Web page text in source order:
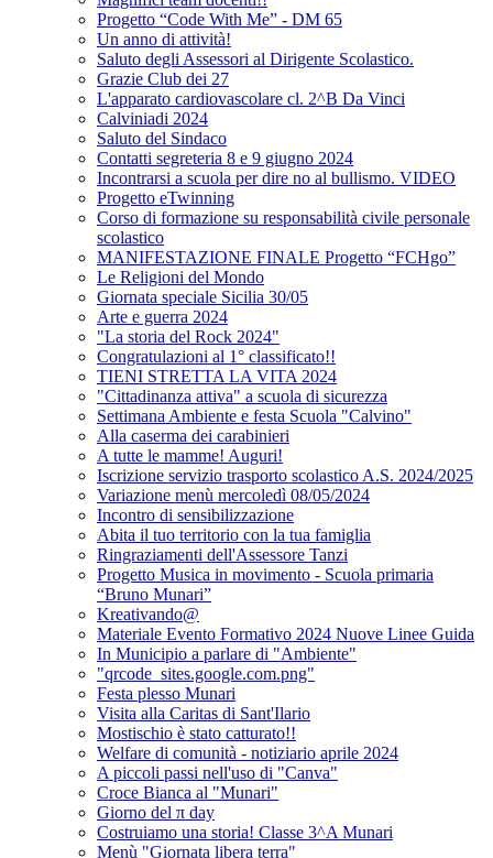
Progetto “Code With Me” - DM 65
Un anno di attività!
Saluto degli Assessori al Dirigente Scolastico.
Grazie Club dei 27
L'apparato cardiovascolare cl. 2^B Da Vinci
Calviniadi 2024
Saluto del Sindaco
Contatti segreteria 8 e 9 giugno 2024
Incontrarsi a scuola per dire no al bullismo. VIDEO
Progetto eTwinning
Corso di formazione su responsabilità civile personale
scolastico
MANIFESTAZIONE FINALE Progetto “FCHgo”
Le Religioni del Mondo
Giornata speciale Sicilia 30/05
Arte e guerra 2024
"La storia del Rock 2024"
Congratulazioni al 1° classificato!!
TIENI STRETTA LA VITA 2024
"Cittadinanza attiva" a scuola di sicurezza
Settimana Ambiente e festa Scuola "Calvino"
Alla caserma dei carabinieri
A tutte le mamme! Auguri!
Iscrizione servizio trasporto scolastico A.S. 2024/2025
Variazione menù mercoledì 08/05/2024
Incontro di sensibilizzazione
Abita il tuo territorio con la tua famiglia
Ringraziamenti dell'Assessore Tanzi
Progetto Musica in movimento - Scuola primaria
“Bruno Munari”
Kreativando@
Materiale Evento Formativo 2024 Nuove Linee Guida
In Municipio a parlare di "Ambiente"
"qrcode_sites.google.com.png"
Festa plesso Munari
Visita alla Caritas di Sant'Ilario
Mostischio è stato catturato!!
Welfare di comunità - notiziario aprile 2024
A piccoli passi nell'uso di "Canva"
Croce Bianca al "Munari"
Giorno del π day
Costruiamo una storia! Classe 3^A Munari
Menù "Giornata libera terra"